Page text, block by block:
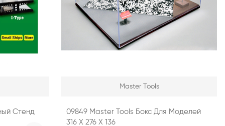
Стенд
Master Tools
09849 Master Tools Бокс Для Моделей
316 Х 276 Х 136